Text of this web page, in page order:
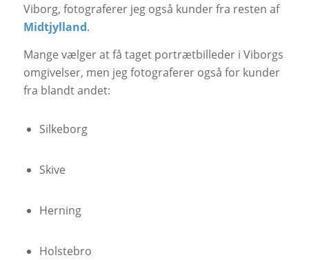
Viborg, fotograferer jeg også kunder fra resten af
Midtjylland.
Mange vælger at få taget portrætbilleder i Viborgs
omgivelser, men jeg fotograferer også for kunder
fra blandt andet:
Silkeborg
Skive
Herning
Holstebro